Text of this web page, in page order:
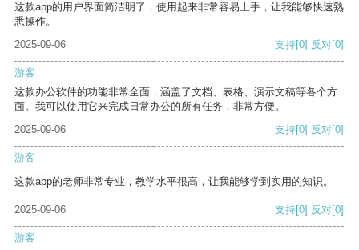
这款app的用户界面简洁明了，使用起来非常容易上手，让我能够快速熟
悉操作。
2025-09-06
支持[0] 反对[0]
游客
这款办公软件的功能非常全面，涵盖了文档、表格、演示文稿等各个方
面。我可以使用它来完成日常办公的所有任务，非常方便。
2025-09-06
支持[0] 反对[0]
游客
这款app的老师非常专业，教学水平很高，让我能够学到实用的知识。
2025-09-06 支持[0] 反对[0]
游客